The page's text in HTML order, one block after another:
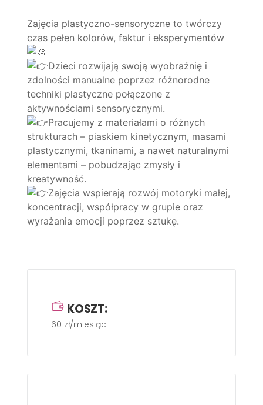
Zajęcia plastyczno-sensoryczne to twórczy
czas pełen kolorów, faktur i eksperymentów
Dzieci rozwijają swoją wyobraźnię i
zdolności manualne poprzez różnorodne
techniki plastyczne połączone z
aktywnościami sensorycznymi.
Pracujemy z materiałami o różnych
strukturach – piaskiem kinetycznym, masami
plastycznymi, tkaninami, a nawet naturalnymi
elementami – pobudzając zmysły i
kreatywność.
Zajęcia wspierają rozwój motoryki małej,
koncentracji, współpracy w grupie oraz
wyrażania emocji poprzez sztukę.
KOSZT:
60 zł/miesiąc